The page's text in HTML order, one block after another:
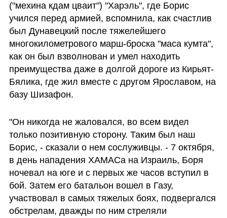
("мехина кдам цваит") "Харэль", где Борис
учился перед армией, вспомнила, как счастлив
был Дунавецкий после тяжелейшего
многокилометрового марш-броска "маса кумта",
как он был взволнован и умел находить
преимущества даже в долгой дороге из Кирьят-
Бялика, где жил вместе с другом Ярославом, на
базу Шизафон.
"Он никогда не жаловался, во всем видел
только позитивную сторону. Таким был наш
Борис, - сказали о нем сослуживцы. - 7 октября,
в день нападения ХАМАСа на Израиль, Боря
ночевал на юге и с первых же часов вступил в
бой. Затем его батальон вошел в Газу,
участвовал в самых тяжелых боях, подвергался
обстрелам, дважды по ним стреляли